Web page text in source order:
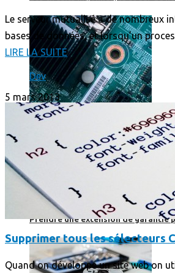
Prendre une extension de garantie
Le serveur mutualisé a de nombreux
bases de données, et lorsqu’un
LIRE LA SUITE
Dev
5 mars 2013
Supprimer tous les sélecteurs
Quand on développe un site web on